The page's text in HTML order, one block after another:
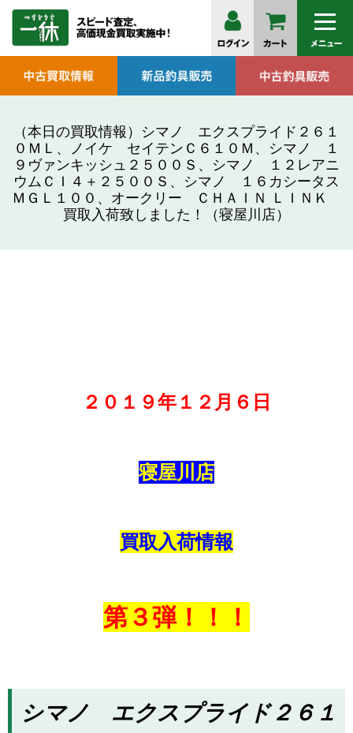
（本日の買取情報）シマノ エクスプライド２６１
０ＭＬ、ノイケ セイテンＣ６１０Ｍ、シマノ １
９ヴァンキッシュ２５００Ｓ、シマノ １２レアニ
ウムＣＩ４＋２５００Ｓ、シマノ １６カシータス
ＭＧＬ１００、オークリー ＣＨＡＩＮ ＬＩＮＫ
買取入荷致しました！（寝屋川店）
２０１９年１２月６日
寝屋川店
買取入荷情報
第３弾！！！
シマノ エクスプライド２６１